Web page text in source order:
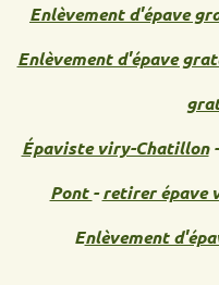
Enlèvement d'épave
Enlèvement d'épave
Épaviste viry-Chatillon
Pont-retirer épave
Enlèvement